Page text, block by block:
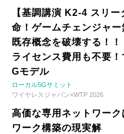
【基調講演 K2-4 スリ
命！ゲームチェンジャ
既存概念を破壊する！
ライセンス費用も不要
Gモデル
ローカル5Gサミット
ワイヤレスジャパン×WTP 2026
高価な専用ネットワー
ワーク構築の現実解